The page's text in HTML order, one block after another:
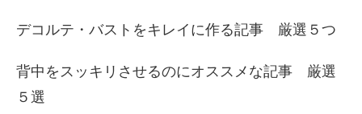
デコルテ・バストをキレイに作る記事 厳選５つ
背中をスッキリさせるのにオススメな記事 厳選
５選